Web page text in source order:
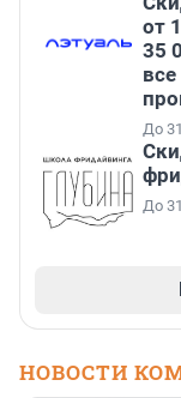
от
35
До
До
НОВОСТИ